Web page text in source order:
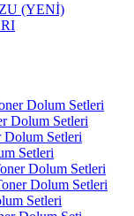
(YENİ)
Dolum Setleri
Dolum Setleri
Setleri
Setleri
Dolum Setleri
Dolum Setleri
Setleri